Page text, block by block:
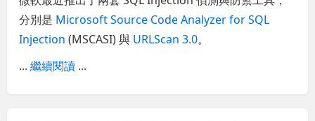
分別是 Microsoft Source Code Analyzer for SQL
Injection (MSCASI) 與 URLScan 3.0。
...繼續閱讀 ...